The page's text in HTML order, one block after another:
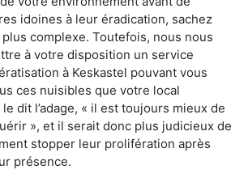
idoines à leur éradication, sachez
complexe. Toutefois, nous nous
à votre disposition un service
à Keskastel pouvant vous
ces nuisibles que votre local
dit l’adage, « il est toujours mieux de
», et il serait donc plus judicieux de
stopper leur prolifération après
présence.